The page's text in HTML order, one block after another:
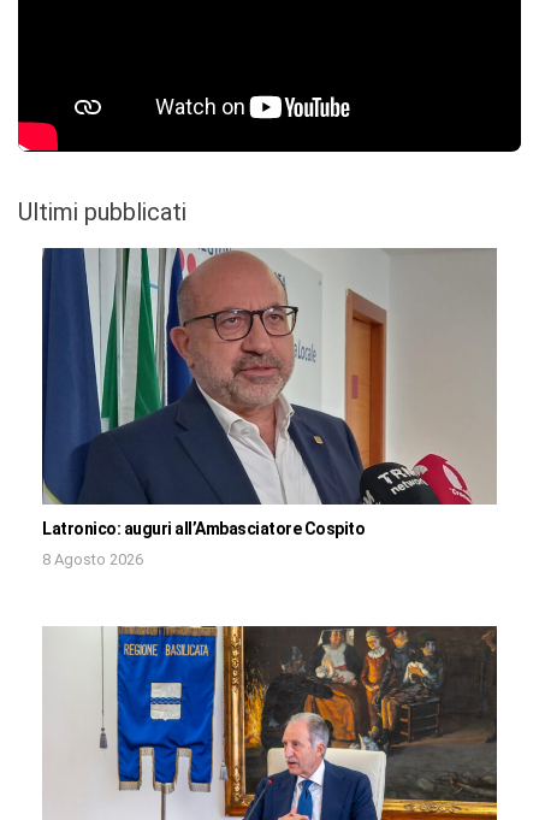
Ultimi pubblicati
Latronico: auguri all’Ambasciatore Cospito
8 Agosto 2026